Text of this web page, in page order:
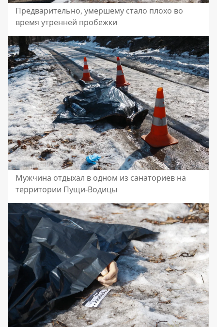
Предварительно, умершему стало плохо во
время утренней пробежки
Мужчина отдыхал в одном из санаториев на
территории Пущи-Водицы